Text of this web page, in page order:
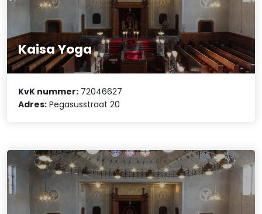
Kaisa Yoga
KvK nummer: 72046627
Adres: Pegasusstraat 20